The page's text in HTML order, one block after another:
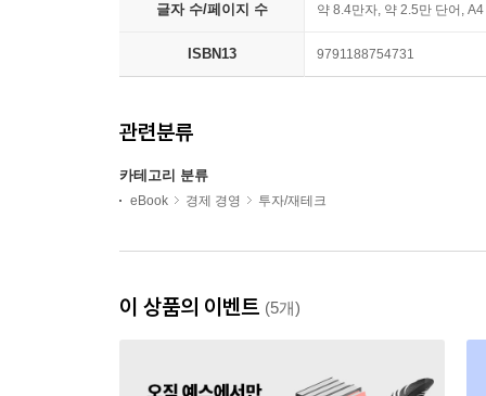
글자 수/페이지 수 약 8.4만자, 약 2.5만 단어,
ISBN13 9791188754731
관련분류
카테고리 분류
eBook 경제 경영 투자/재테크
이 상품의 이벤트 (5개)